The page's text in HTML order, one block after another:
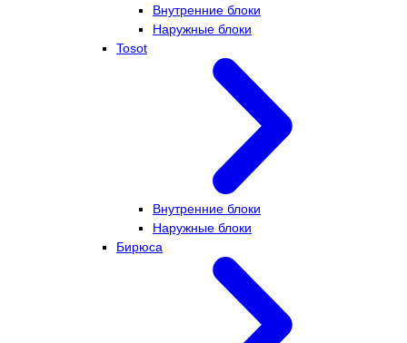
Внутренние блоки
Наружные блоки
Tosot
Внутренние блоки
Наружные блоки
Бирюса